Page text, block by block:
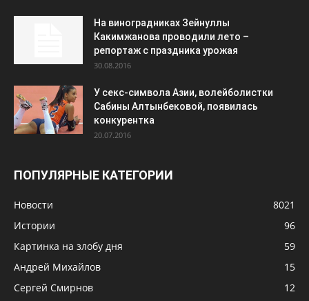
На виноградниках Зейнуллы
Какимжанова проводили лето –
репортаж с праздника урожая
30.08.2016
У секс-символа Азии, волейболистки
Сабины Алтынбековой, появилась
конкурентка
20.07.2016
ПОПУЛЯРНЫЕ КАТЕГОРИИ
Новости
8021
Истории
96
Картинка на злобу дня
59
Андрей Михайлов
15
Сергей Смирнов
12